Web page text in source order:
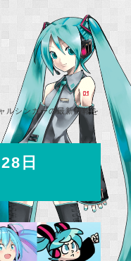
ルシンガーの最新情報を
日